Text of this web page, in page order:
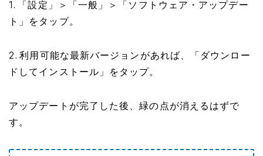
1. 「設定」＞「一般」＞「ソフトウェア・アップデー
ト」をタップ。
2. 利用可能な最新バージョンがあれば、「ダウンロー
ドしてインストール」をタップ。
アップデートが完了した後、緑の点が消えるはずで
す。